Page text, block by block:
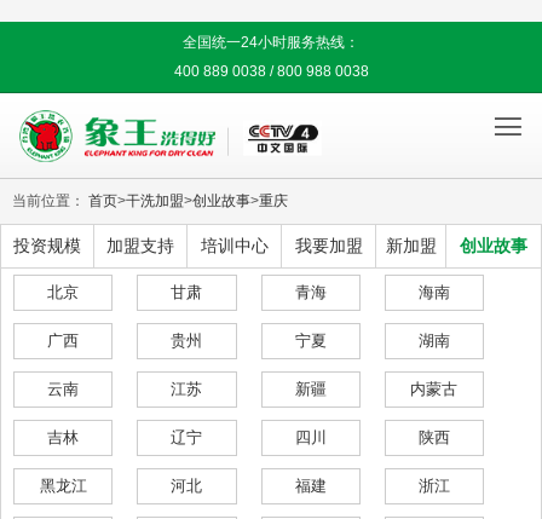
全国统一24小时服务热线：
400 889 0038 / 800 988 0038

当前位置： 首页>干洗加盟>创业故事>重庆
投资规模 加盟支持 培训中心 我要加盟 新加盟 创业故事
北京 甘肃 青海 海南
广西 贵州 宁夏 湖南
云南 江苏 新疆 内蒙古
吉林 辽宁 四川 陕西
黑龙江 河北 福建 浙江